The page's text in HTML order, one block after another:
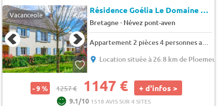
Vacanceole Résidence Goélia Le Domaine de Pont-Aven
Bretagne- Névez pont-aven
Appartement 2 pièces 4 personnes avec balcon ou terrasse
Location située à 26.8 km de
- 9 % 1257 € 1147 € + d'infos >
9.1/10 1518 AVIS SUR 4 SITES